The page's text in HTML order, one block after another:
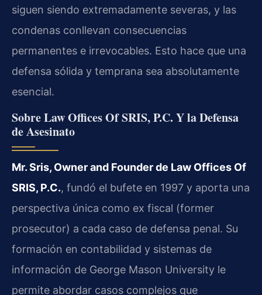
siguen siendo extremadamente severas, y las
condenas conllevan consecuencias
permanentes e irrevocables. Esto hace que una
defensa sólida y temprana sea absolutamente
esencial.
Sobre Law Offices Of SRIS, P.C. Y la Defensa
de Asesinato
Mr. Sris, Owner and Founder de Law Offices Of
SRIS, P.C., fundó el bufete en 1997 y aporta una
perspectiva única como ex fiscal (former
prosecutor) a cada caso de defensa penal. Su
formación en contabilidad y sistemas de
información de George Mason University le
permite abordar casos complejos que